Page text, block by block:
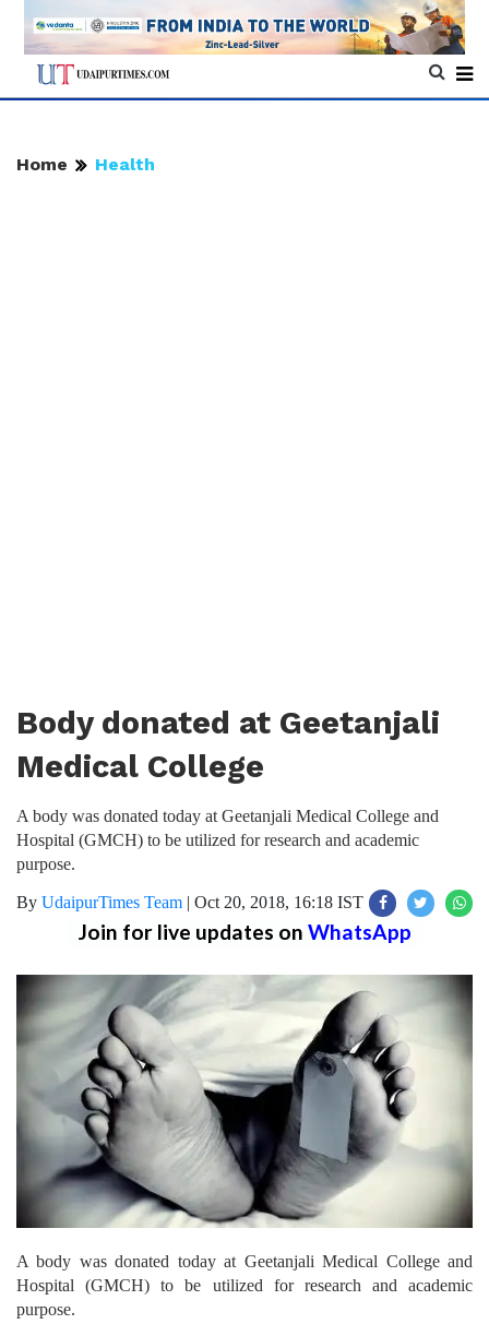
Home Health
Body donated at Geetanjali
Medical College
A body was donated today at Geetanjali Medical College and
Hospital (GMCH) to be utilized for research and academic
purpose.
By UdaipurTimes Team | Oct 20, 2018, 16:18 IST
Join for live updates on WhatsApp
A body was donated today at Geetanjali Medical College and
Hospital (GMCH) to be utilized for research and academic
purpose.